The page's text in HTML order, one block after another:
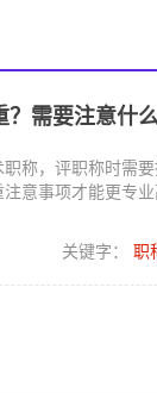
需要注意什么
称，评职称时需
意事项才能更专业
关键字： 职